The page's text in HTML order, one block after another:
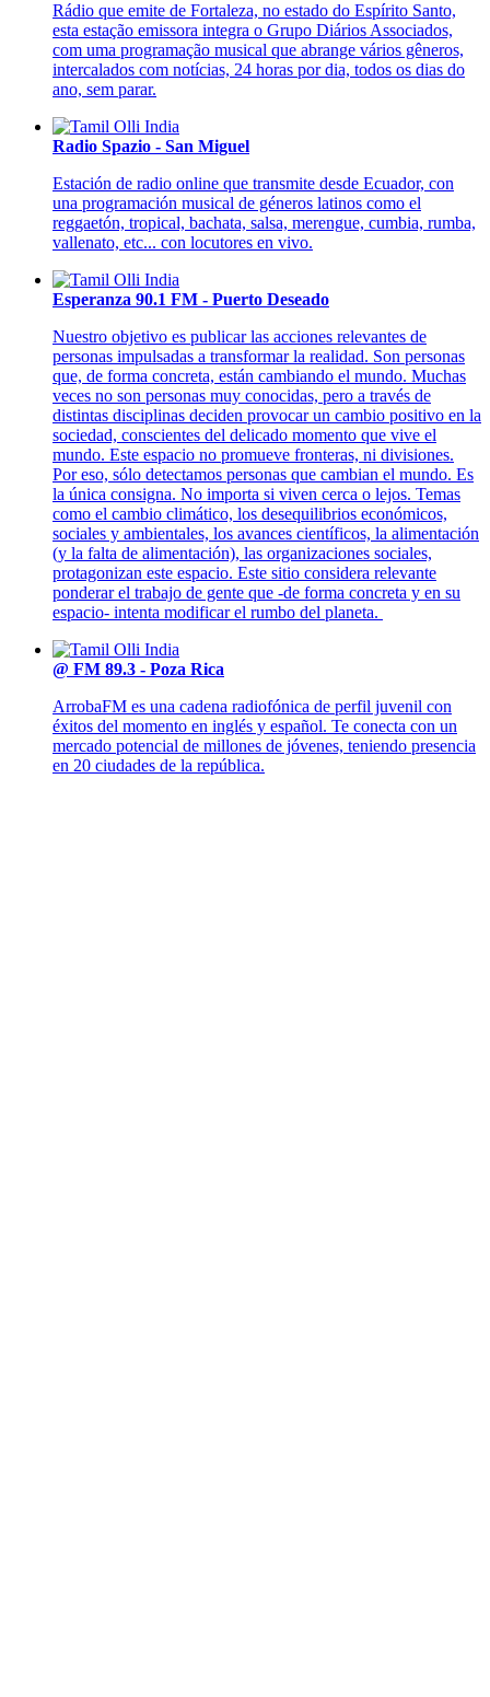
Rádio que emite de Fortaleza, no estado do Espírito Santo,
esta estação emissora integra o Grupo Diários Associados,
com uma programação musical que abrange vários gêneros,
intercalados com notícias, 24 horas por dia, todos os dias do
ano, sem parar.
Radio Spazio - San Miguel
Estación de radio online que transmite desde Ecuador, con
una programación musical de géneros latinos como el
reggaetón, tropical, bachata, salsa, merengue, cumbia, rumba,
vallenato, etc... con locutores en vivo.
Esperanza 90.1 FM - Puerto Deseado
Nuestro objetivo es publicar las acciones relevantes de
personas impulsadas a transformar la realidad. Son personas
que, de forma concreta, están cambiando el mundo. Muchas
veces no son personas muy conocidas, pero a través de
distintas disciplinas deciden provocar un cambio positivo en la
sociedad, conscientes del delicado momento que vive el
mundo. Este espacio no promueve fronteras, ni divisiones.
Por eso, sólo detectamos personas que cambian el mundo. Es
la única consigna. No importa si viven cerca o lejos. Temas
como el cambio climático, los desequilibrios económicos,
sociales y ambientales, los avances científicos, la alimentación
(y la falta de alimentación), las organizaciones sociales,
protagonizan este espacio. Este sitio considera relevante
ponderar el trabajo de gente que -de forma concreta y en su
espacio- intenta modificar el rumbo del planeta.
@ FM 89.3 - Poza Rica
ArrobaFM es una cadena radiofónica de perfil juvenil con
éxitos del momento en inglés y español. Te conecta con un
mercado potencial de millones de jóvenes, teniendo presencia
en 20 ciudades de la república.